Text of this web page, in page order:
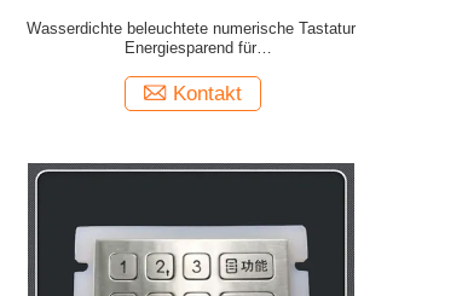
Wasserdichte beleuchtete numerische Tastatur
Energiesparend für
Kontakt